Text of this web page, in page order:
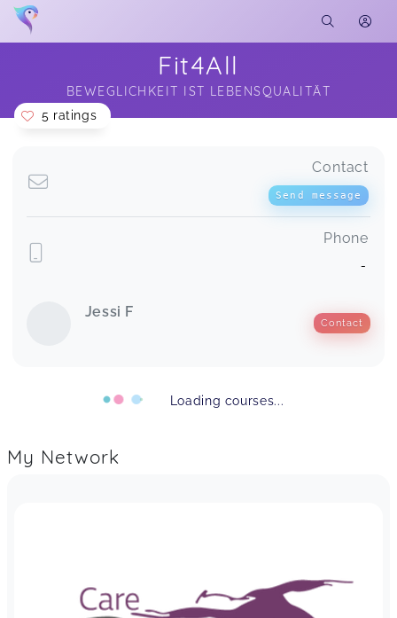
Fit4All
BEWEGLICHKEIT IST LEBENSQUALITÄT
Soon you will learn more about me here...
5 ratings
Contact
Send message
Phone
-
Jessi F
Contact
Loading courses...
My Network